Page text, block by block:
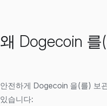
왜 Dogecoin
안전하게 Dogecoin 을(를) 보
있습니다: